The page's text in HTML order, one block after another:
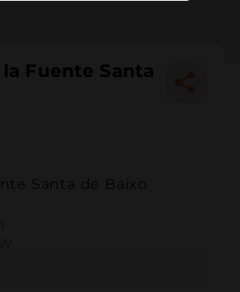
Fuente Santa
Santa de Baixo